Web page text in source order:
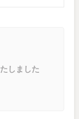
しました